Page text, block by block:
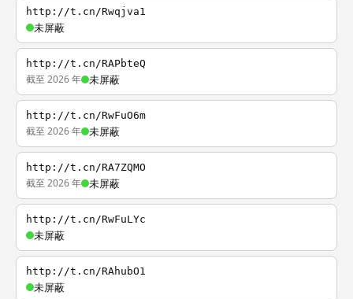
http://t.cn/Rwqjva1
未屏蔽
http://t.cn/RAPbteQ
截至 2026 年 未屏蔽
http://t.cn/RwFuO6m
截至 2026 年 未屏蔽
http://t.cn/RA7ZQMO
截至 2026 年 未屏蔽
http://t.cn/RwFuLYc
未屏蔽
http://t.cn/RAhubO1
未屏蔽